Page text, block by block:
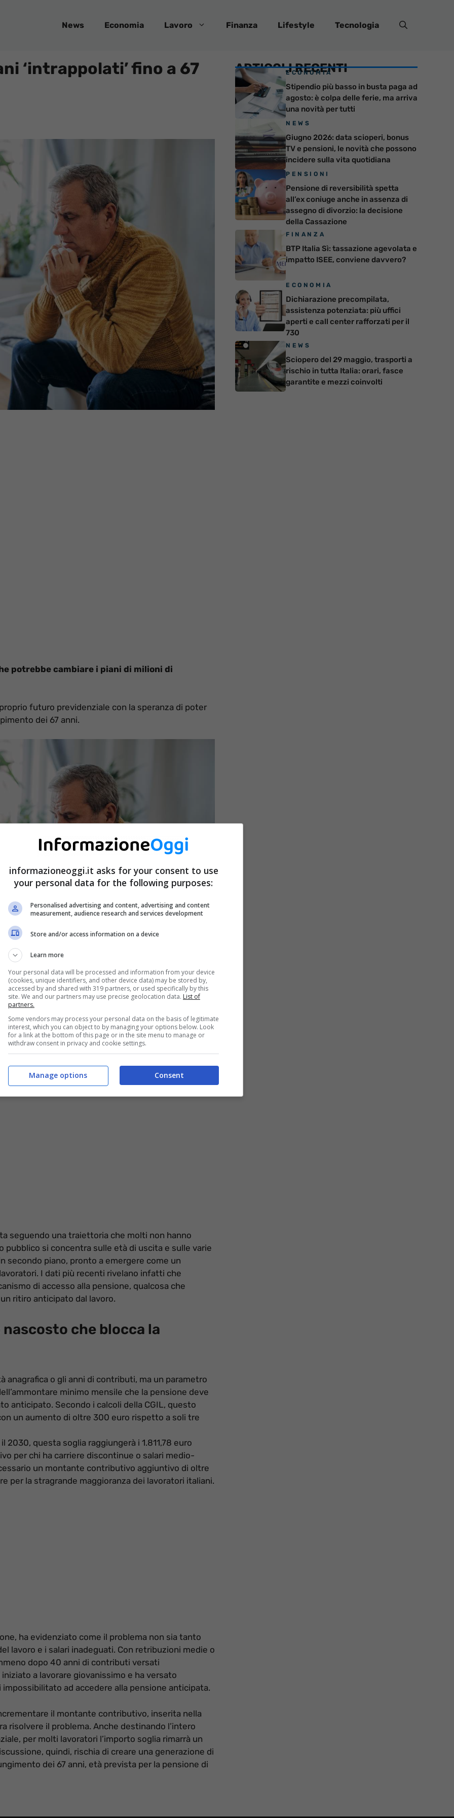
News Economia Lavoro Finanza Lifestyle Tecnologia
‘intrappolati’ fino a 67
potrebbe cambiare i piani di milioni di
futuro previdenziale con la speranza di poter
dei 67 anni.
– informazioneoggi.it
hanno alimentato aspettative e speranze, con
del lavoro a 64 anni. Tuttavia, dietro le
potrebbe sconvolgere i piani di chi conta di lasciare
seguendo una traiettoria che molti non hanno
si concentra sulle età di uscita e sulle varie
secondo piano, pronto a emergere come un
I dati più recenti rivelano infatti che
di accesso alla pensione, qualcosa che
ritiro anticipato dal lavoro.
che blocca la
anagrafica o gli anni di contributi, ma un parametro
minimo mensile che la pensione deve
anticipato. Secondo i calcoli della CGIL, questo
un aumento di oltre 300 euro rispetto a soli tre
questa soglia raggiungerà i 1.811,78 euro
per chi ha carriere discontinue o salari medio-
un montante contributivo aggiuntivo di oltre
per la stragrande maggioranza dei lavoratori italiani.
ha evidenziato come il problema non sia tanto
lavoro e i salari inadeguati. Con retribuzioni medie o
dopo 40 anni di contributi versati
a lavorare giovanissimo e ha versato
ad accedere alla pensione anticipata.
il montante contributivo, inserita nella
risolvere il problema. Anche destinando l’intero
per molti lavoratori l’importo soglia rimarrà un
quindi, rischia di creare una generazione di
dei 67 anni, età prevista per la pensione di
ARTICOLI RECENTI
ECONOMIA
Stipendio più basso in busta paga ad
agosto: è colpa delle ferie, ma arriva
una novità per tutti
NEWS
Giugno 2026: data scioperi, bonus
TV e pensioni, le novità che possono
incidere sulla vita quotidiana
PENSIONI
Pensione di reversibilità spetta
all’ex coniuge anche in assenza di
assegno di divorzio: la decisione
della Cassazione
FINANZA
BTP Italia Sì: tassazione agevolata e
impatto ISEE, conviene davvero?
ECONOMIA
Dichiarazione precompilata,
assistenza potenziata: più uffici
aperti e call center rafforzati per il
730
NEWS
Sciopero del 29 maggio, trasporti a
rischio in tutta Italia: orari, fasce
garantite e mezzi coinvolti
informazioneoggi.it asks for your consent to use
your personal data for the following purposes:
Personalised advertising and content, advertising and content
measurement, audience research and services development
Store and/or access information on a device
Learn more
Your personal data will be processed and information from your device
(cookies, unique identifiers, and other device data) may be stored by,
accessed by and shared with 319 partners, or used specifically by this
site. We and our partners may use precise geolocation data. List of
partners.
Some vendors may process your personal data on the basis of legitimate
interest, which you can object to by managing your options below. Look
for a link at the bottom of this page or in the site menu to manage or
withdraw consent in privacy and cookie settings.
Consent
Manage options